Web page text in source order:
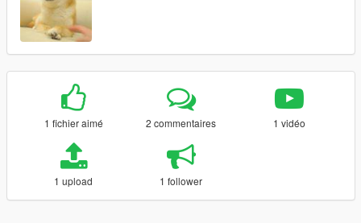
1 fichier aimé 2 commentaires 1 vidéo
1 upload 1 follower